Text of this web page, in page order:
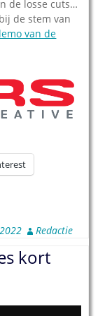
de losse cuts…
de stem van
van de
Redactie
kort